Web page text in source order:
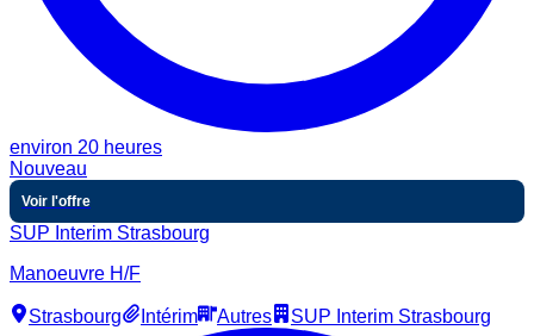
environ 20 heures
Nouveau
Voir l'offre
SUP Interim Strasbourg
Manoeuvre H/F
Strasbourg Intérim Autres SUP Interim Strasbourg